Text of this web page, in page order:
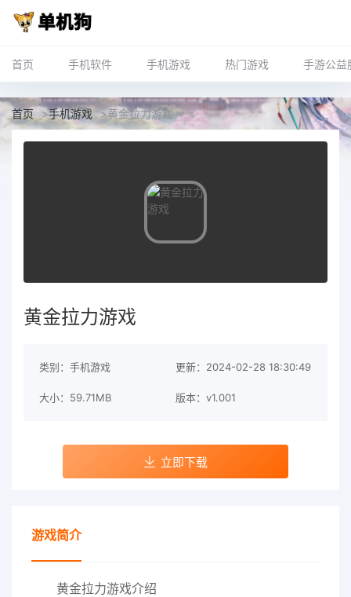
首页 手机软件 手机游戏 热门游戏 手游公益
首页 >手机游戏 >黄金拉力游戏
黄金拉力游戏
类别：手机游戏 更新：2024-02-28 18:30:49
大小：59.71MB 版本：v1.001
立即下载
游戏简介
黄金拉力游戏介绍